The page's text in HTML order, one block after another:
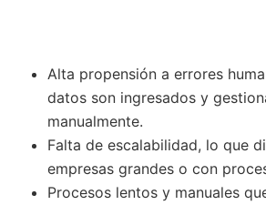
Alta propensión a errores
datos son ingresados y
manualmente.
Falta de escalabilidad, lo que
empresas grandes o con
Procesos lentos y manuales